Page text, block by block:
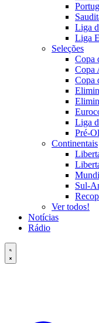
Liga
Liga
Seleções
Copa
Copa
Copa
Liga
Pré-
Continentais
Sul-
Ver todos!
Notícias
Rádio